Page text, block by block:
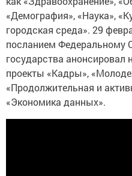
«Демография», «Наука»,
городская среда». 29
посланием Федеральному
государства
проекты «Кадры»,
«Продолжительная и
«Экономика данных».